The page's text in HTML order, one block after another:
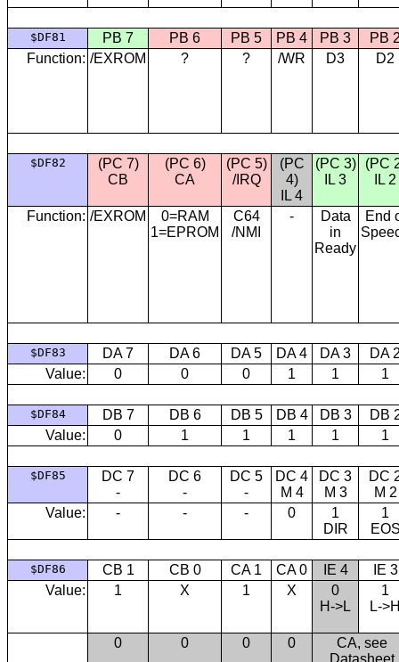
$DF81 PB 7 PB 6 PB 5 PB 4 PB 3
PB
Function: /EXROM ? ? /WR D3 D2
$DF82
(PC 7)
CB
(PC 6)
CA
(PC 5)
/IRQ
(PC
4)
IL 4
(PC 3)
IL 3
(PC
IL 2
Function: /EXROM
0=RAM
1=EPROM
C64
/NMI
-
Data
in
Ready
End
$DF83 DA 7 DA 6 DA 5 DA 4 DA 3
DA
Value:
0 0 0 1 1 1
$DF84 DB 7 DB 6 DB 5 DB 4 DB 3
DB
Value:
0 1 1 1 1 1
$DF85
DC 7
-
DC 6
-
DC 5
-
DC 4
M 4
DC 3
M 3
DC
M 2
Value:
- - - 0
1
DIR
1
$DF86 CB 1 CB 0 CA 1 CA 0 IE 4
IE 3
Value:
1 X 1 X
0
H->L
1
L-
0 0 0 0
CA, see
Datasheet